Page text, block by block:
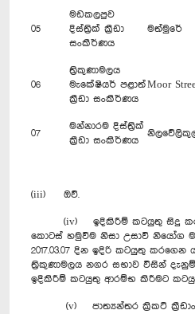
05
මඩකලපුව
දිස්ත්‍රික් ක්‍රීඩා
සංකීර්ණය
මත්මුරේ
06
ත්‍රිකුණාමලය
මැකේෂියර් පළාත්
ක්‍රීඩා සංකීර්ණය
Moor
07
මන්නාරම දිස්ත්‍රික්
ක්‍රීඩා සංකීර්ණය
(iii) ඔව්.
(iv) ඉදිකිරීම් කටයුතු සිදු
කොටස් හමුවීම නිසා උසාවි නියෝග
2017.03.07 දින ඉදිරි කටයුතු
ත්‍රිකුණාමලය නගර සභාව විසින් දැනුම්
ඉදිකිරීම් කටයුතු ආරම්භ කිරීමට
(v) ජාත්‍යන්තර ක්‍රිකට්